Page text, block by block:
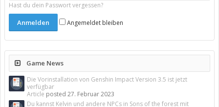
Hast du dein Passwort vergessen?
Angemeldet bleiben
Game News
Die Vorinstallation von Genshin Impact Version 3.5 ist jetzt
verfügbar
Article posted 27. Februar 2023
Du kannst Kelvin und andere NPCs in Sons of the forest mit